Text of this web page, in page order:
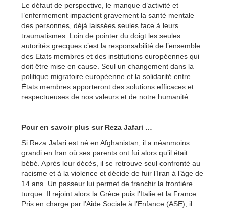
Le défaut de perspective, le manque d’activité et
l’enfermement impactent gravement la santé mentale
des personnes, déjà laissées seules face à leurs
traumatismes. Loin de pointer du doigt les seules
autorités grecques c’est la responsabilité de l’ensemble
des Etats membres et des institutions européennes qui
doit être mise en cause. Seul un changement dans la
politique migratoire européenne et la solidarité entre
États membres apporteront des solutions efficaces et
respectueuses de nos valeurs et de notre humanité.
Pour en savoir plus sur Reza Jafari …
Si Reza Jafari est né en Afghanistan, il a néanmoins
grandi en Iran où ses parents ont fui alors qu’il était
bébé. Après leur décès, il se retrouve seul confronté au
racisme et à la violence et décide de fuir l’Iran à l’âge de
14 ans. Un passeur lui permet de franchir la frontière
turque. Il rejoint alors la Grèce puis l’Italie et la France.
Pris en charge par l’Aide Sociale à l’Enfance (ASE), il